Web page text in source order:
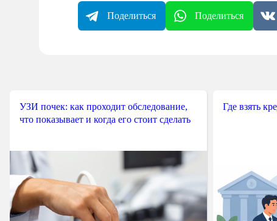
Поделиться Поделиться
УЗИ почек: как проходит обследование,
что показывает и когда его стоит сделать
Где взять